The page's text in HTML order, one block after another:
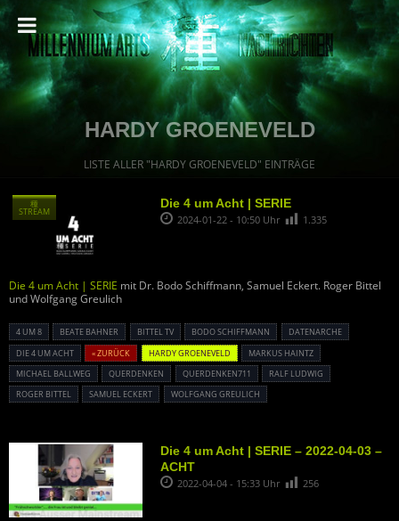
HARDY GROENEVELD
LISTE ALLER "HARDY GROENEVELD" EINTRÄGE
Die 4 um Acht | SERIE
2024-01-22 - 10:50 Uhr 1.335
Die 4 um Acht | SERIE mit Dr. Bodo Schiffmann, Samuel Eckert. Roger Bittel
und Wolfgang Greulich
4 UM 8 BEATE BAHNER BITTEL TV BODO SCHIFFMANN
DATENARCHE
DIE 4 UM ACHT
« ZURÜCK HARDY GROENEVELD
MARKUS HAINTZ
MICHAEL BALLWEG
QUERDENKEN QUERDENKEN711
RALF LUDWIG
ROGER BITTEL
SAMUEL ECKERT WOLFGANG GREULICH
種
STREAM
Die 4 um Acht | SERIE – 2022-04-03 –
ACHT
2022-04-04 - 15:33 Uhr 256